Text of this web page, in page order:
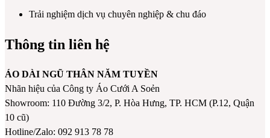
Trải nghiệm dịch vụ chuyên nghiệp & chu đáo
Thông tin liên hệ
ÁO DÀI NGŨ THÂN NĂM TUYỀN
Nhãn hiệu của Công ty Áo Cưới A Soẻn
Showroom: 110 Đường 3/2, P. Hòa Hưng, TP. HCM (P.12, Quận
10 cũ)
Hotline/Zalo: 092 913 78 78